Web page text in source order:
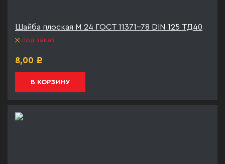
Шайба плоская М 24 ГОСТ 11371-78 DIN 125 ТД40
под заказ
8,00 Р
В КОРЗИНУ